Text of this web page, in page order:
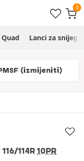
Quad Lanci za snijeg
(izmijeniti)
114R 10PR